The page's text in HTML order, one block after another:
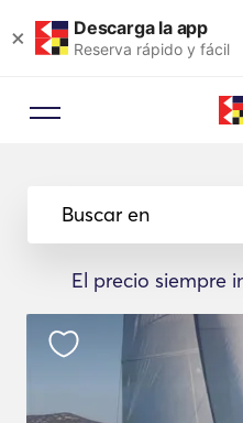
× Descarga la app
Reserva rápido y fácil
Buscar en
El precio siempre